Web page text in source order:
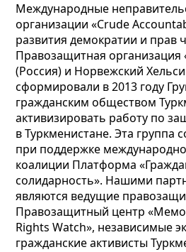
Международные
организации «Crude
развития демократии и прав
Правозащитная организация
(Россия) и Норвежский
сформировали в 2013 году
гражданским обществом
активизировать работу по
в Туркменистане. Эта группа
при поддержке
коалиции Платформа
солидарность». Нашими
являются ведущие
Правозащитный центр
Rights Watch», независимые
гражданские активисты